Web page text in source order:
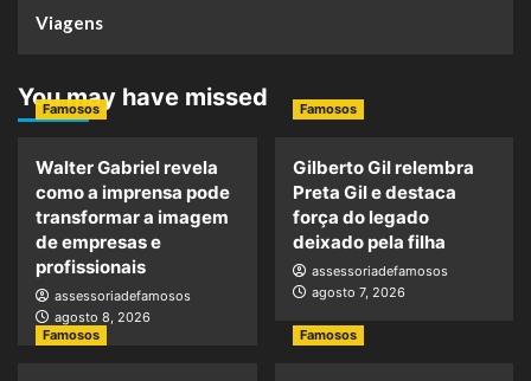
Viagens
You may have missed
Famosos
Walter Gabriel revela
como a imprensa pode
transformar a imagem
de empresas e
profissionais
assessoriadefamosos
agosto 8, 2026
Famosos
Gilberto Gil relembra
Preta Gil e destaca
força do legado
deixado pela filha
assessoriadefamosos
agosto 7, 2026
Famosos Famosos